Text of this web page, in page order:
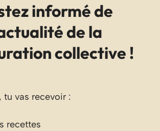
informé de
de la
collective !
tu vas recevoir :
recettes